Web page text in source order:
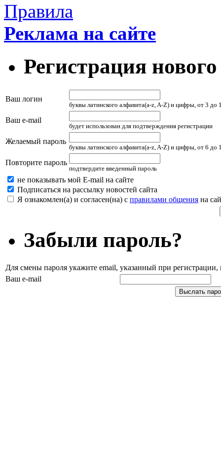
Правила
Реклама на сайте
Регистрация
Ваш логин
буквы латинского алфавита(a-z, A-Z) и цифры, от 3 до
Ваш e-mail
будет использован для подтверждения регистрации
Желаемый пароль
буквы латинского алфавита(a-z, A-Z) и цифры, от 6 до
Повторите пароль
подтвердите введенный пароль
не показывать мой E-mail на сайте
Подписаться на рассылку новостей сайта
Я ознакомлен(а) и согласен(на) с правилами общения на
Забыли пароль?
Для смены пароля укажите email, указанный при
Ваш e-mail